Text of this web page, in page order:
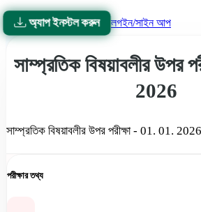
অ্যাপ ইনস্টল করুন লগইন/সাইন আপ
সাম্প্রতিক বিষয়াবলীর উপর
2026
সাম্প্রতিক বিষয়াবলীর উপর পরীক্ষা - 01. 01. 2026
পরীক্ষার তথ্য